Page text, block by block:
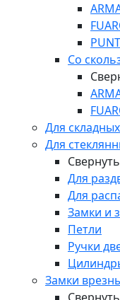
Со
Для
Для
Свернуть
Для
Для
Замки и
Петли
Ручки
Замки